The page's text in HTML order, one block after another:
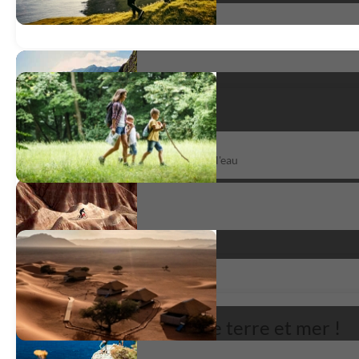
Les Îles Éoliennes
L'archipel des îles Eoliennes au fil de l'eau
satisfait*
Parfait équilibre entre terre et mer !